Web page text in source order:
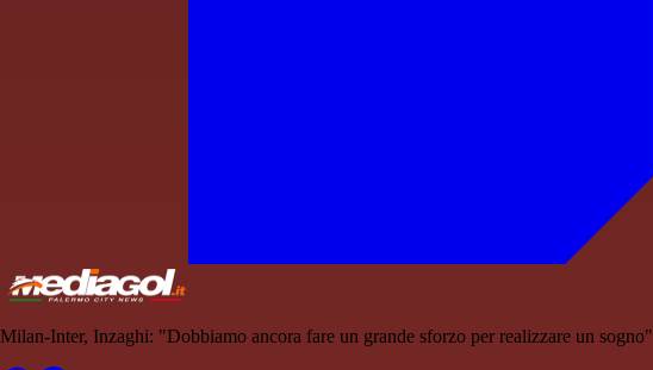
Milan-Inter, Inzaghi: "Dobbiamo ancora fare un grande sforzo per realizzare un sogno"